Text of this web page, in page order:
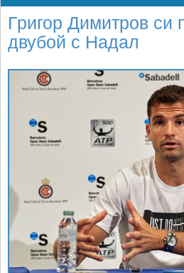
НОВИНИ
БГ
WTA
ТУРНИРИ
КЛУБОВЕ
БЛОГ
ВИДЕО
ЖЪЛТО
Фотогалерии
Рекорди/Статистика
Екипировка
Истории
Спорт&Фитнес
Други
Любители
Григор Димитров си
двубой с Надал